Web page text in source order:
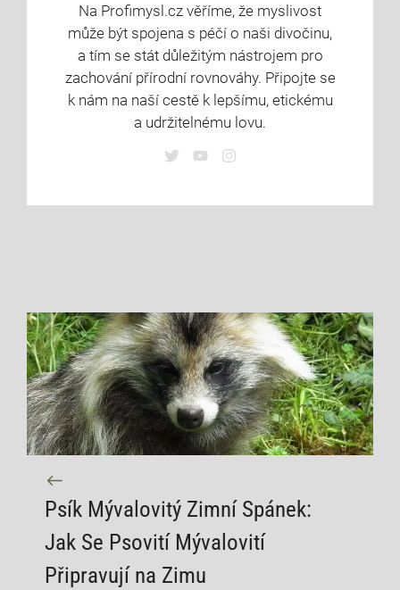
Na Profimysl.cz věříme, že myslivost
může být spojena s péčí o naši divočinu,
a tím se stát důležitým nástrojem pro
zachování přírodní rovnováhy. Připojte se
k nám na naší cestě k lepšímu, etickému
a udržitelnému lovu.
Psík Mývalovitý Zimní Spánek:
Jak Se Psovití Mývalovití
Připravují na Zimu